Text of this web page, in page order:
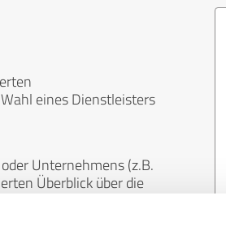
eines Dienstleisters
Unternehmens (z.B.
Überblick über die